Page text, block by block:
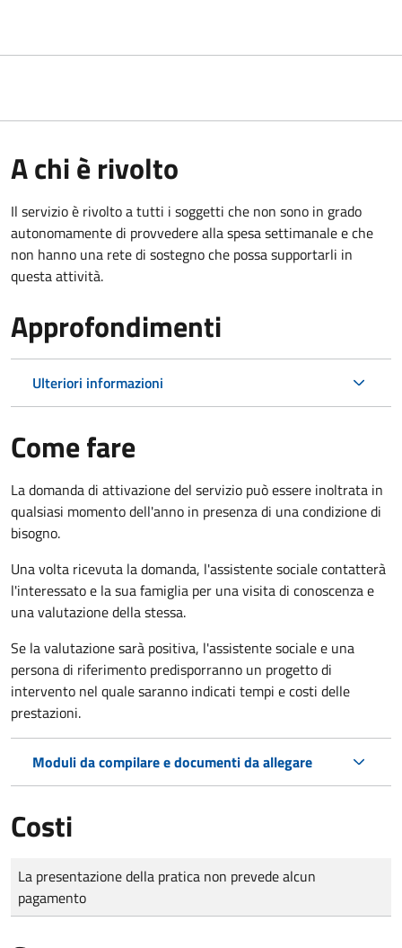
A chi è rivolto
Il servizio è rivolto a tutti i soggetti che non sono in grado
autonomamente di provvedere alla spesa settimanale e che
non hanno una rete di sostegno che possa supportarli in
questa attività.
Approfondimenti
Ulteriori informazioni
Come fare
La domanda di attivazione del servizio può essere inoltrata in
qualsiasi momento dell'anno in presenza di una condizione di
bisogno.
Una volta ricevuta la domanda, l'assistente sociale contatterà
l'interessato e la sua famiglia per una visita di conoscenza e
una valutazione della stessa.
Se la valutazione sarà positiva, l'assistente sociale e una
persona di riferimento predisporranno un progetto di
intervento nel quale saranno indicati tempi e costi delle
prestazioni.
Moduli da compilare e documenti da allegare
Costi
Tipo di pagamento
Importo
La presentazione della pratica non prevede alcun
pagamento